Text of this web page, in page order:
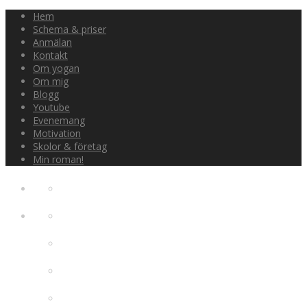
Hem
Schema & priser
Anmälan
Kontakt
Om yogan
Om mig
Blogg
Youtube
Evenemang
Motivation
Skolor & företag
Min roman!